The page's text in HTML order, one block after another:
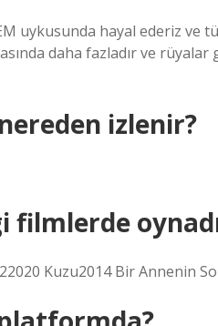
uykusunda hayal ederiz ve
daha fazladır ve rüyalar
izlenir?
filmlerde
Kuzu2014 Bir Annenin